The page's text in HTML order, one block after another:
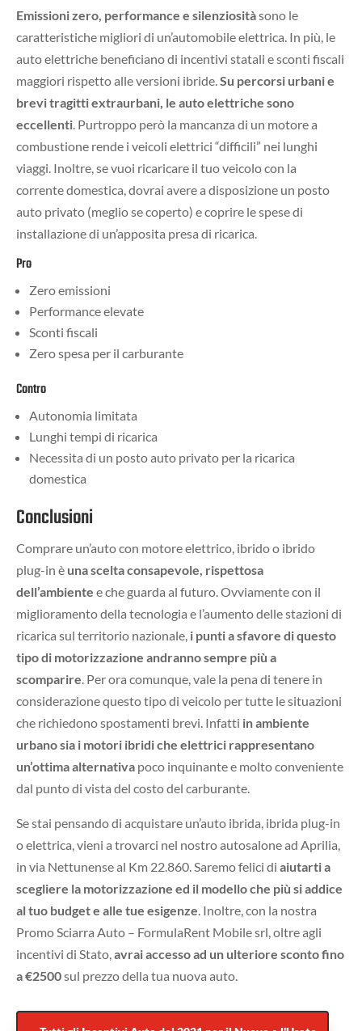
Emissioni zero, performance e silenziositàsono le
caratteristiche migliori di un’automobile elettrica. In più, le
auto elettriche beneficiano di incentivi statali e sconti fiscali
maggiori rispetto alle versioni ibride. Su percorsi urbani e
brevi tragitti extraurbani, le auto elettriche sono
eccellenti . Purtroppo però la mancanza di un motore a
combustione rende i veicoli elettrici “difficili” nei lunghi
viaggi. Inoltre, se vuoi ricaricare il tuo veicolo con la
corrente domestica, dovrai avere a disposizione un posto
auto privato (meglio se coperto) e coprire le spese di
installazione di un’apposita presa di ricarica.
Pro
Zero emissioni
Performance elevate
Sconti fiscali
Zero spesa per il carburante
Contro
Autonomia limitata
Lunghi tempi di ricarica
Necessita di un posto auto privato per la ricarica
domestica
Conclusioni
Comprare un’auto con motore elettrico, ibrido o ibrido
plug-in è una scelta consapevole, rispettosa
dell’ambiente e che guarda al futuro. Ovviamente con il
miglioramento della tecnologia e l’aumento delle stazioni di
ricarica sul territorio nazionale, i punti a sfavore di questo
tipo di motorizzazione andranno sempre più a
scomparire . Per ora comunque, vale la pena di tenere in
considerazione questo tipo di veicolo per tutte le situazioni
che richiedono spostamenti brevi. Infatti in ambiente
urbano sia i motori ibridi che elettrici rappresentano
un’ottima alternativa poco inquinante e molto conveniente
dal punto di vista del costo del carburante.
Se stai pensando di acquistare un’auto ibrida, ibrida plug-in
o elettrica, vieni a trovarci nel nostro autosalone ad Aprilia,
in via Nettunense al Km 22.860. Saremo felici di aiutarti a
scegliere la motorizzazione ed il modello che più si addice
al tuo budget e alle tue esigenze . Inoltre, con la nostra
Promo Sciarra Auto – FormulaRent Mobile srl, oltre agli
incentivi di Stato, avrai accesso ad un ulteriore sconto fino
a €2500sul prezzo della tua nuova auto.